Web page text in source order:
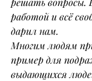
работой и всё
дарил нам.
Многим людям
пример для
выдающихся